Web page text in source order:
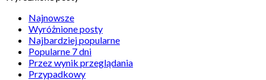
Najnowsze
Wyróżnione posty
Najbardziej popularne
Popularne 7 dni
Przez wynik przeglądania
Przypadkowy